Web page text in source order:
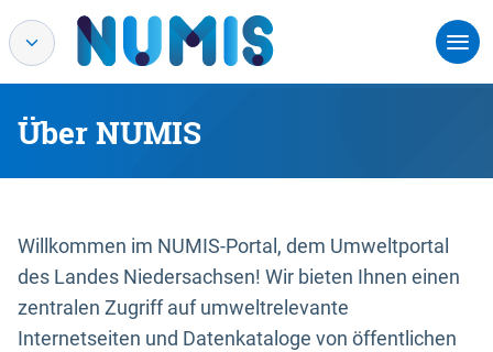
Über NUMIS
Willkommen im NUMIS-Portal, dem Umweltportal
des Landes Niedersachsen! Wir bieten Ihnen einen
zentralen Zugriff auf umweltrelevante
Internetseiten und Datenkataloge von öffentlichen